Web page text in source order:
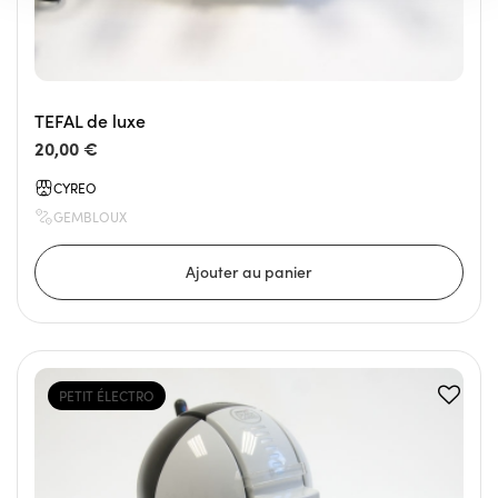
TEFAL de luxe
20,00 €
CYREO
GEMBLOUX
PETIT ÉLECTRO